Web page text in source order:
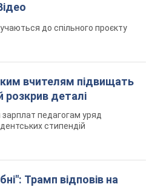
до спільного проєкту
вчителям підвищать
розкрив деталі
педагогам уряд
стипендій
Трамп відповів на